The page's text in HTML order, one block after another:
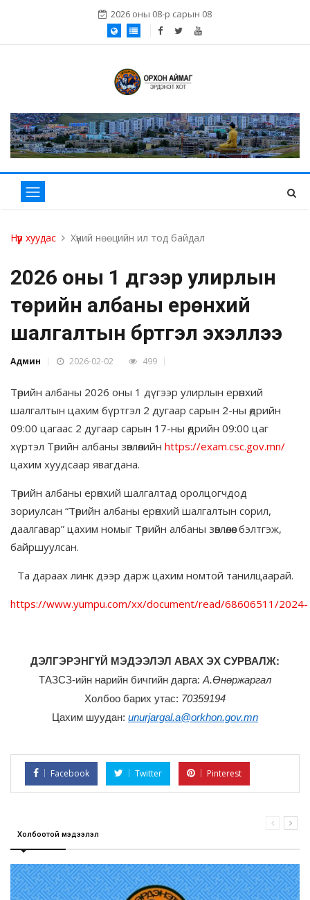
2026 оны 08-р сарын 08
Нүүр хуудас Хүний нөөцийн ил тод байдал
2026 оны 1 дүгээр улирлын
төрийн албаны ерөнхий
шалгалтын бүртгэл эхэллээ
Админ 2026-02-02 499
Төрийн албаны 2026 оны 1 дүгээр улирлын ерөнхий
шалгалтын цахим бүртгэл 2 дугаар сарын 2-ны өдрийн
09:00 цагаас 2 дугаар сарын 17-ны өдрийн 09:00 цаг
хүртэл Төрийн албаны зөвлөлийн https://exam.csc.gov.mn/
цахим хуудсаар явагдана.
Төрийн албаны ерөнхий шалгалтад оролцогчдод
зориулсан “Төрийн албаны ерөнхий шалгалтын сорил,
даалгавар” цахим номыг Төрийн албаны зөвлөлөөс бэлтгэж,
байршуулсан.
Та дараах линк дээр дарж цахим номтой танилцаарай.
https://www.yumpu.com/xx/document/read/68606511/2024-
ДЭЛГЭРЭНГҮЙ МЭДЭЭЛЭЛ АВАХ ЭХ СУРВАЛЖ:
ТАЗСЗ-ийн нарийн бичгийн дарга: А.Өнөржаргал
Холбоо барих утас: 70359194
Цахим шуудан: unurjargal.a@orkhon.gov.mn
Facebook Twitter Pinterest
Холбоотой мэдээлэл